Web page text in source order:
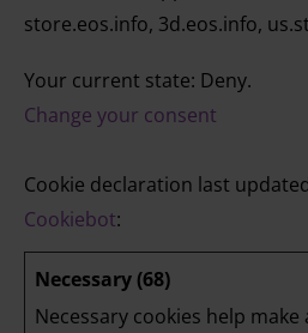
store.eos.info, 3d.eos.info,
Your current state: Deny.
Change your consent
Cookie declaration last
Cookiebot:
Necessary (68)
Necessary cookies help